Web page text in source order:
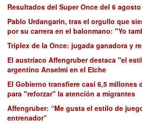
Resultados del Super Once del 6 agosto
Pablo Urdangarin, tras el orgullo que
por su carrera en el balonmano: "Yo
Triplex de la Once: jugada ganadora y
El austríaco Affengruber destaca "el
argentino Anselmi en el Elche
El Gobierno transfiere casi 6,5 millones
para "reforzar" la atención a migrantes
Affengruber: “Me gusta el estilo de
entrenador”